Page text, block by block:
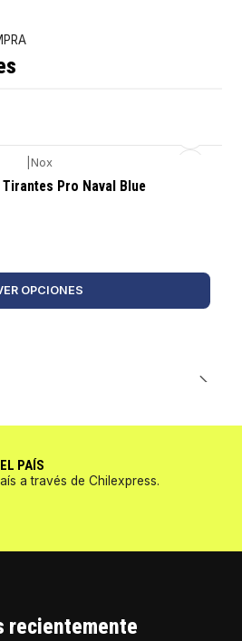
Nox
Tirantes Pro Naval Blue
OPCIONES
PAÍS
a través de Chilexpress.
recientemente